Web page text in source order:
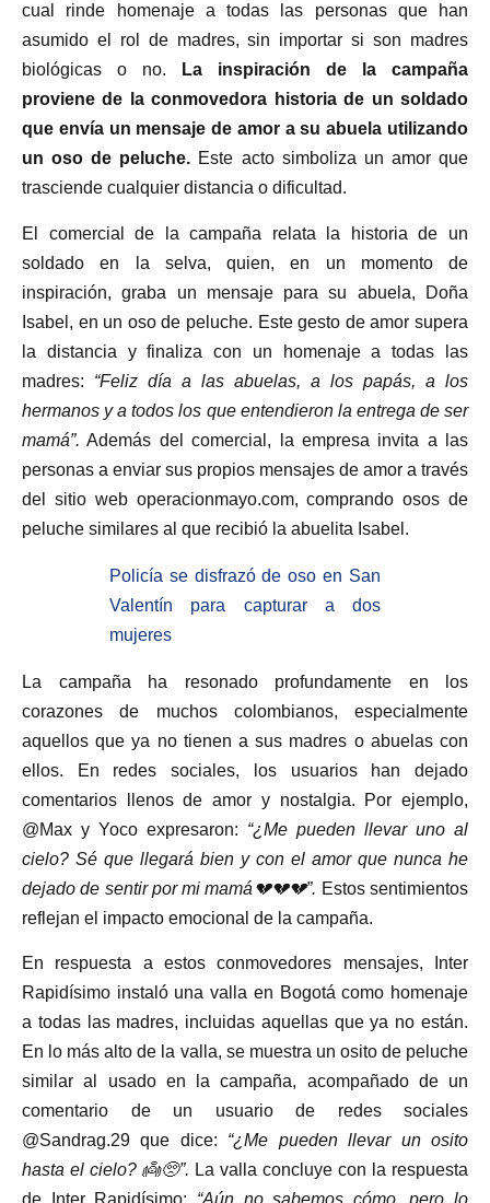
cual rinde homenaje a todas las personas que han
asumido el rol de madres, sin importar si son madres
biológicas o no.
La inspiración de la campaña
proviene de la conmovedora historia de un soldado
que envía un mensaje de amor a su abuela utilizando
un oso de peluche. Este acto simboliza un amor que
trasciende cualquier distancia o dificultad.
El comercial de la campaña relata la historia de un
soldado en la selva, quien, en un momento de
inspiración, graba un mensaje para su abuela, Doña
Isabel, en un oso de peluche. Este gesto de amor supera
la distancia y finaliza con un homenaje a todas las
madres: “Feliz día a las abuelas, a los papás, a los
hermanos y a todos los que entendieron la entrega de ser
mamá”. Además del comercial, la empresa invita a las
personas a enviar sus propios mensajes de amor a través
del sitio web operacionmayo.com, comprando osos de
peluche similares al que recibió la abuelita Isabel.
Policía se disfrazó de oso en San
Valentín para capturar a dos
mujeres
La campaña ha resonado profundamente en los
corazones de muchos colombianos, especialmente
aquellos que ya no tienen a sus madres o abuelas con
ellos. En redes sociales, los usuarios han dejado
comentarios llenos de amor y nostalgia. Por ejemplo,
@Max y Yoco expresaron: “¿Me pueden llevar uno al
cielo? Sé que llegará bien y con el amor que nunca he
dejado de sentir por mi mamá💔💔💔”. Estos sentimientos
reflejan el impacto emocional de la campaña.
En respuesta a estos conmovedores mensajes, Inter
Rapidísimo instaló una valla en Bogotá como homenaje
a todas las madres, incluidas aquellas que ya no están.
En lo más alto de la valla, se muestra un osito de peluche
similar al usado en la campaña, acompañado de un
comentario de un usuario de redes sociales
@Sandrag.29 que dice: “¿Me pueden llevar un osito
hasta el cielo? 👼🥺”. La valla concluye con la respuesta